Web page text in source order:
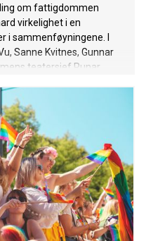
om fattigdommen
virkelighet i en
i sammenføyningene. I
Sanne Kvitnes, Gunnar
mens teatersjef Runar